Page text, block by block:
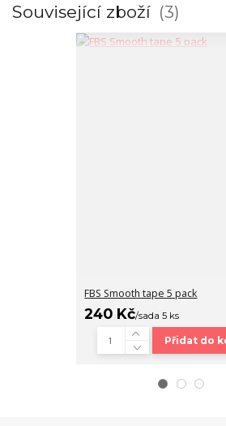
Související zboží 3
FBS Smooth tape 5 pack
240 Kč/sada 5 ks
Přidat do